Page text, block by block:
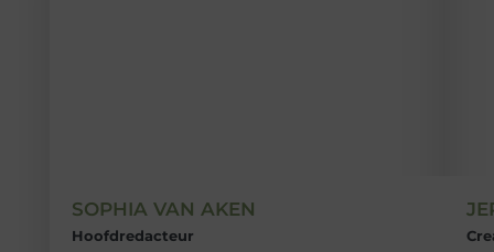
SOPHIA VAN AKEN
Hoofdredacteur